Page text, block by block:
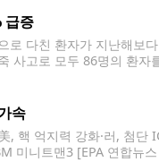
급증
다친 환자가 지난해보
사고로 모두 86명의 환자
속
핵 억지력 강화·러, 첨단
미니트맨3 [EPA 연합뉴